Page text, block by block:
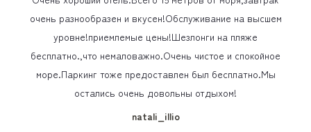
очень разнообразен и вкусен!Обслуживание на высшем
уровне!приемлемые цены!Шезлонги на пляже
бесплатно.,что немаловажно.Очень чистое и спокойное
море.Паркинг тоже предоставлен был бесплатно.Мы
остались очень довольны отдыхом!
natali_illio